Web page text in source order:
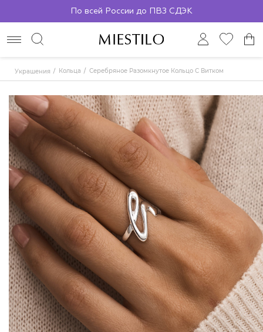
По всей России до ПВЗ СДЭК
Украшения Кольца Серебряное Разомкнутое Кольцо С Витком